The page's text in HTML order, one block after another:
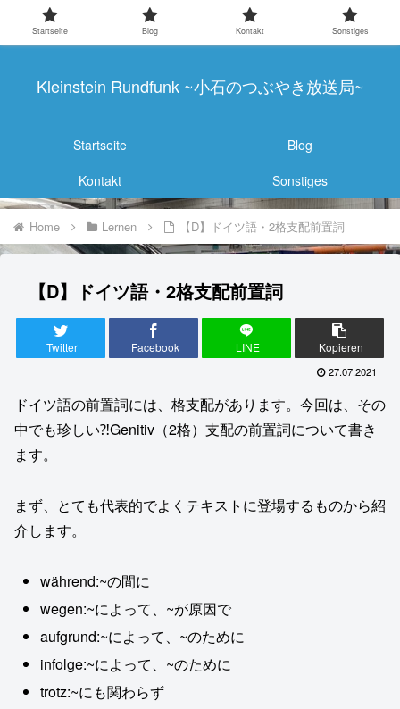
Kleinstein Rundfunk ~小石のつぶやき放送局~
Startseite
Blog
Kontakt
Sonstiges
Home Lernen 【D】ドイツ語・2格支配前置詞
【D】ドイツ語・2格支配前置詞
Twitter Facebook LINE Kopieren
27.07.2021
ドイツ語の前置詞には、格支配があります。今回は、その
中でも珍しい⁈Genitiv（2格）支配の前置詞について書き
ます。
まず、とても代表的でよくテキストに登場するものから紹
介します。
während:~の間に
wegen:~によって、~が原因で
aufgrund:~によって、~のために
infolge:~によって、~のために
trotz:~にも関わらず
Startseite Blog Kontakt Sonstiges